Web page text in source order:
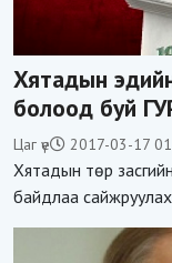
Хятадын
болоод буй
Цаг үе 2017-03-17
Хятадын төр
байдлаа